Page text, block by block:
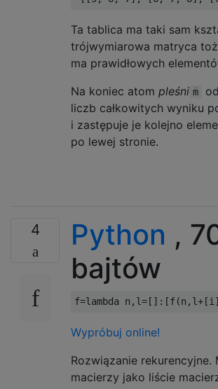
Ta tablica ma taki sam
trójwymiarowa matryca
ma prawidłowych
Na koniec atom pleśni ṁ
liczb całkowitych wyniku
i zastępuje je kolejno
po lewej stronie.
4 Python ,
bajtów
f=lambda n , l=[]:[f(n , l+[i
Wypróbuj online!
Rozwiązanie rekurencyjne.
macierzy jako liście